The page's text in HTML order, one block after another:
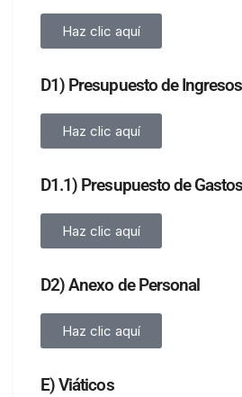
Haz clic aquí
D1) Presupuesto de Ingresos
Haz clic aquí
D1.1) Presupuesto de
Haz clic aquí
D2) Anexo de Personal
Haz clic aquí
E) Viáticos